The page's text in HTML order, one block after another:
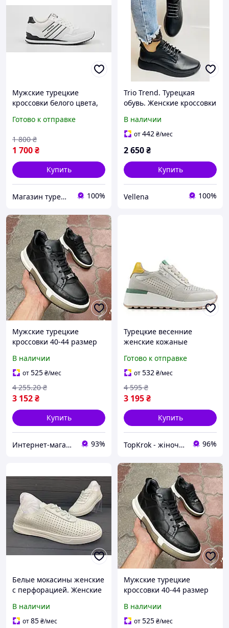
Мужские турецкие
кроссовки белого цвета,
Готово к отправке
1 700₴
1 800 ₴
Купить
Магазин турецких товаров "ЭМИНЕ" 100%
Trio Trend. Турецкая
обувь. Женские кроссовки
Размер 37 38
В наличии
от442₴/мес
2 650₴
Купить
Vellena 100%
Мужские турецкие
кроссовки 40-44 размер
В наличии
от525₴/мес
3 152₴
4 255.20 ₴
Купить
Интернет-магазин "Perfectstore" 93%
Турецкие весенние
женские кожаные
белой высокой подошве и
платформе молодежные
37 размер
Готово к отправке
от532₴/мес
3 195₴
4 595 ₴
Купить
TopKrok - жіноче та чоловіче взуття, жіночі сумки та верхній одяг 96%
Белые мокасины женские
c перфорацией. Женские
перфорированные
кроссовки мягкие,
В наличии
от85₴/мес
Мужские турецкие
кроссовки 40-44 размер
В наличии
от525₴/мес